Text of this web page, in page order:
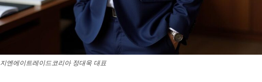
지엔에이트레이드코리아 정대욱 대표